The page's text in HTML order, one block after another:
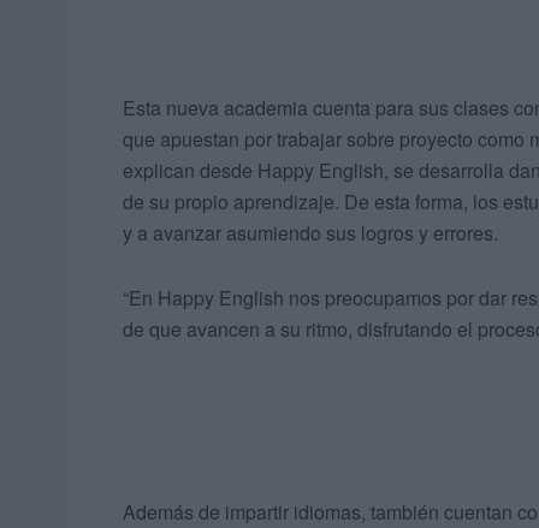
Esta nueva academia cuenta para sus clases
que apuestan por trabajar sobre proyecto como
explican desde Happy English, se desarrolla
de su propio aprendizaje. De esta forma, los
y a avanzar asumiendo sus logros y errores.
“En Happy English nos preocupamos por dar
de que avancen a su ritmo, disfrutando el
Además de impartir idiomas, también cuentan